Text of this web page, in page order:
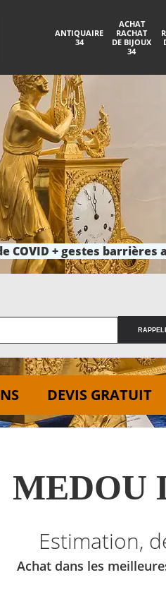
ANTIQUAIRE
34
ACHAT
RACHAT
DE BIJOUX
34
COVID + gestes barrières
DEVIS GRATUIT
MEDOU
Estimation,
Achat dans les